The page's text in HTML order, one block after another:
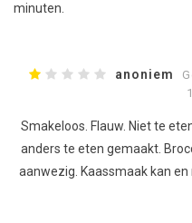
minuten.
anoniem
Smakeloos. Flauw. Niet te
anders te eten gemaakt.
aanwezig. Kaassmaak kan